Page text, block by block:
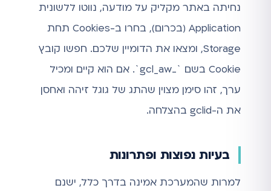
נחיתה באתר מקליק על מודעה, נווטו ללשונית
Application (בכרום), בחרו ב-Cookies תחת
Storage, ומצאו את הדומיין שלכם. חפשו קובץ
Cookie בשם `_gcl_aw`. אם הוא קיים ומכיל
ערך, זהו סימן מצוין שהתג של גוגל זיהה ואחסן
את ה-gclid בהצלחה.
בעיות נפוצות ופתרונות
למרות שהמערכת אמינה בדרך כלל, ישנם